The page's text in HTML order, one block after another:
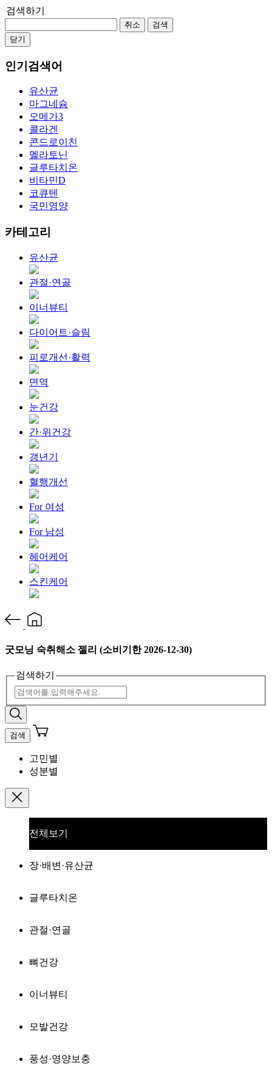
검색하기
취소
검색
닫기
인기검색어
유산균
마그네슘
오메가3
콜라겐
콘드로이친
멜라토닌
글루타치온
비타민D
코큐텐
국민영양
카테고리
유산균
관절·연골
이너뷰티
다이어트·슬림
피로개선·활력
면역
눈건강
간·위건강
갱년기
혈행개선
For 여성
For 남성
헤어케어
스킨케어
굿모닝 숙취해소 젤리 (소비기한 2026-12-30)
검색하기
검색
고민별
성분별
전체보기
장·배변·유산균
글루타치온
관절·연골
뼈건강
이너뷰티
모발건강
풍성·영양보충